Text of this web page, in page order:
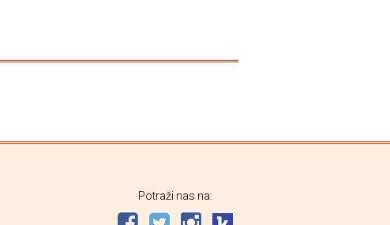
Potraži nas na: